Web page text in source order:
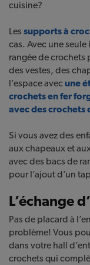
cuisine?
Les supports à
cas. Avec une
rangée de
des vestes, des
l’espace avec une
crochets en fer
avec des crochets
Si vous avez des
aux chapeaux et
avec des bacs de
pour l’ajout d’un
L’échange
Pas de placard à
problème! Vous
dans votre hall
crochets qui